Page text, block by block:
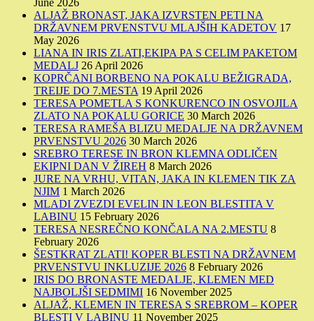
ALJAŽ BRONAST, JAKA IZVRSTEN PETI NA
DRŽAVNEM PRVENSTVU MLAJŠIH KADETOV 17
May 2026
LIANA IN IRIS ZLATI,EKIPA PA S CELIM PAKETOM
MEDALJ 26 April 2026
KOPRČANI BORBENO NA POKALU BEŽIGRADA,
TREIJE DO 7.MESTA 19 April 2026
TERESA POMETLA S KONKURENCO IN OSVOJILA
ZLATO NA POKALU GORICE 30 March 2026
TERESA RAMEŠA BLIZU MEDALJE NA DRŽAVNEM
PRVENSTVU 2026 30 March 2026
SREBRO TERESE IN BRON KLEMNA ODLIČEN
EKIPNI DAN V ŽIREH 8 March 2026
JURE NA VRHU, VITAN, JAKA IN KLEMEN TIK ZA
NJIM 1 March 2026
MLADI ZVEZDI EVELIN IN LEON BLESTITA V
LABINU 15 February 2026
TERESA NESREČNO KONČALA NA 2.MESTU 8
February 2026
ŠESTKRAT ZLATI! KOPER BLESTI NA DRŽAVNEM
PRVENSTVU INKLUZIJE 2026 8 February 2026
IRIS DO BRONASTE MEDALJE, KLEMEN MED
NAJBOLJŠI SEDMIMI 16 November 2025
ALJAŽ, KLEMEN IN TERESA S SREBROM – KOPER
BLESTI V LABINU 11 November 2025